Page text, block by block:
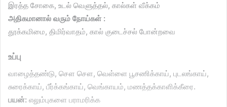
இரத்த சோகை, உடல் வெளுத்தல், கால்கள் வீக்கம்
அதிகமானால் வரும் நோய்கள் :
தூக்கமிமை, திமிர்வாதம், கால் குடைச்சல் போன்றவை
உப்பு
வாழைத்தண்டு, சௌ சௌ, வெள்ளை பூசணிக்காய், புடலங்காய்,
சுரைக்காய், பீர்க்கங்காய், வெங்காயம், மணத்தக்காளிக்கீரை.
பயன்: எலும்புகளை பராமரிக்க